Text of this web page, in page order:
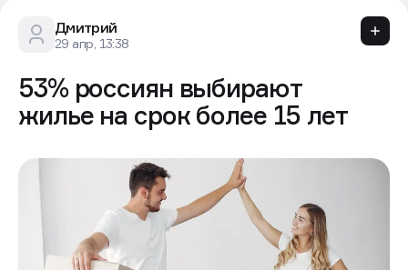
Дмитрий
29 апр, 13:38
53% россиян выбирают
жилье на срок более 15 лет